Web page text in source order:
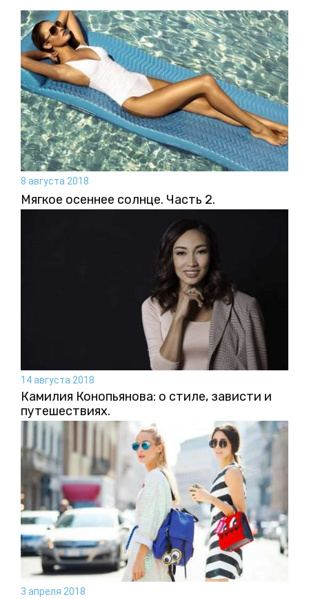
8 августа 2018
Мягкое осеннее солнце. Часть 2.
14 августа 2018
Камилия Конопьянова: о стиле, зависти и
путешествиях.
3 апреля 2018